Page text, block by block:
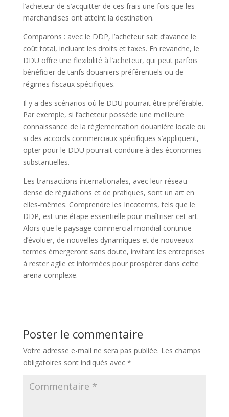
l’acheteur de s’acquitter de ces frais une fois que les
marchandises ont atteint la destination.
Comparons : avec le DDP, l’acheteur sait d’avance le
coût total, incluant les droits et taxes. En revanche, le
DDU offre une flexibilité à l’acheteur, qui peut parfois
bénéficier de tarifs douaniers préférentiels ou de
régimes fiscaux spécifiques.
Il y a des scénarios où le DDU pourrait être préférable.
Par exemple, si l’acheteur possède une meilleure
connaissance de la réglementation douanière locale ou
si des accords commerciaux spécifiques s’appliquent,
opter pour le DDU pourrait conduire à des économies
substantielles.
Les transactions internationales, avec leur réseau
dense de régulations et de pratiques, sont un art en
elles-mêmes. Comprendre les Incoterms, tels que le
DDP, est une étape essentielle pour maîtriser cet art.
Alors que le paysage commercial mondial continue
d’évoluer, de nouvelles dynamiques et de nouveaux
termes émergeront sans doute, invitant les entreprises
à rester agile et informées pour prospérer dans cette
arena complexe.
Poster le commentaire
Votre adresse e-mail ne sera pas publiée. Les champs
obligatoires sont indiqués avec *